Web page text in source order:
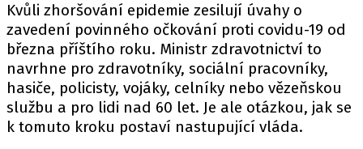
Kvůli zhoršování epidemie zesilují úvahy o
zavedení povinného očkování proti covidu-19 od
března příštího roku. Ministr zdravotnictví to
navrhne pro zdravotníky, sociální pracovníky,
hasiče, policisty, vojáky, celníky nebo vězeňskou
službu a pro lidi nad 60 let. Je ale otázkou, jak se
k tomuto kroku postaví nastupující vláda.